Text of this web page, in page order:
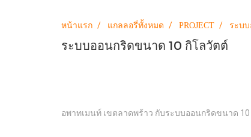
หน้าแรก แกลลอรี่ทั้งหมด PROJECT ระบ
ระบบออนกริดขนาด 10 กิโลวัตต์
อพาทเมนท์ เขตลาดพร้าว กับระบบออนกริดขนาด